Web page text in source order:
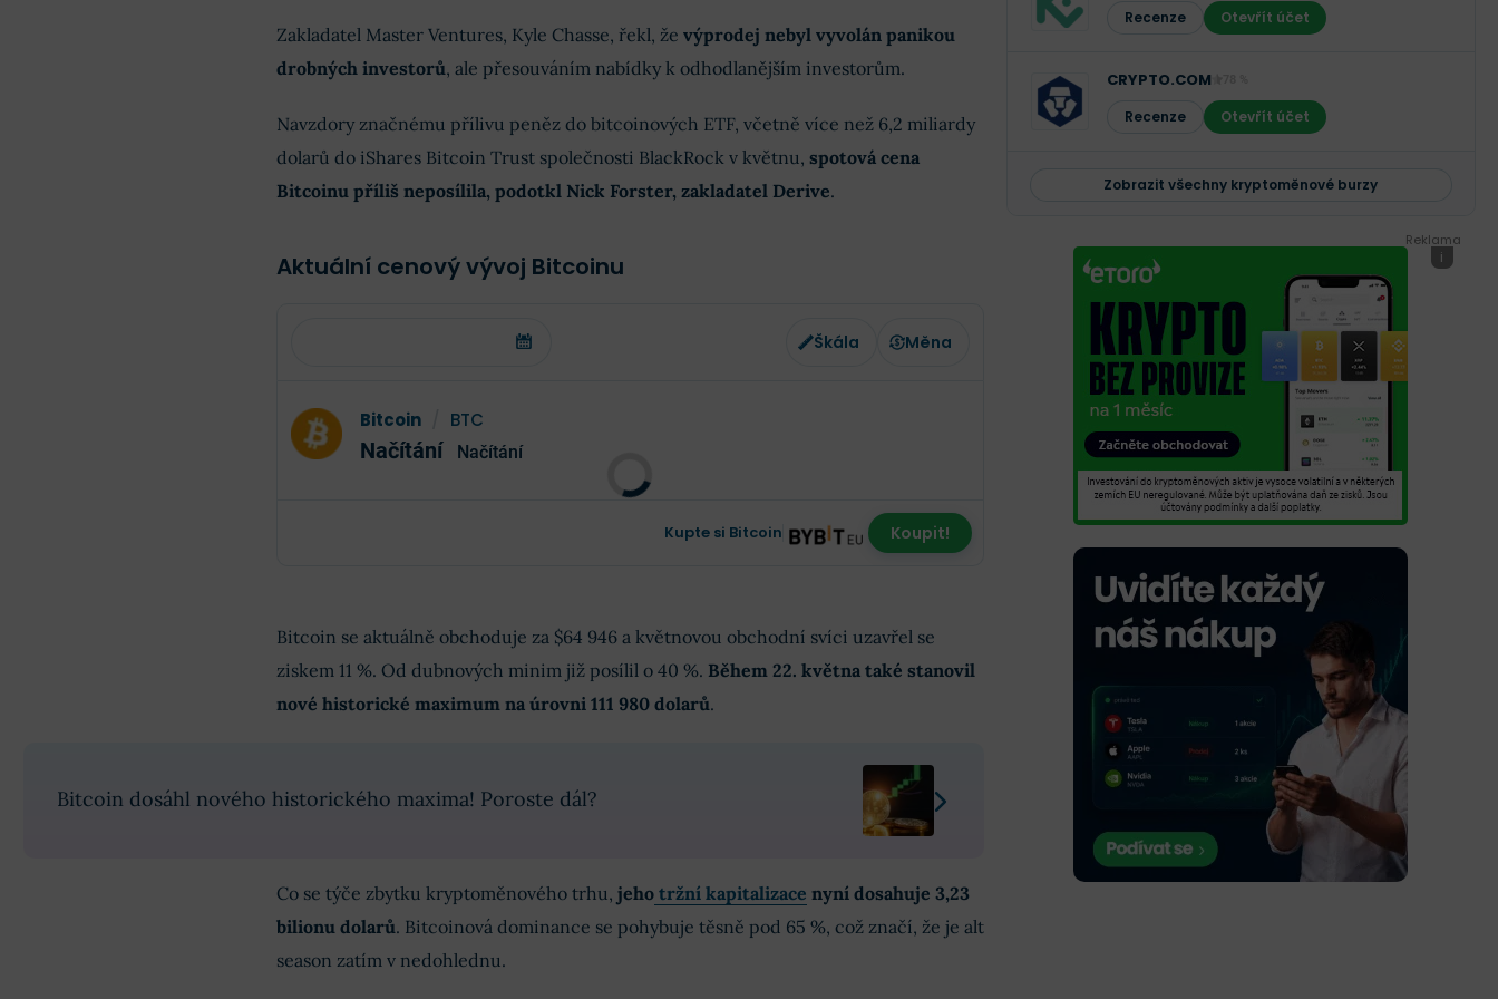
Zakladatel Master Ventures, Kyle Chasse, řekl, že výprodej nebyl vyvolán panikou
drobných investorů, ale přesouváním nabídky k odhodlanějším investorům.
Navzdory značnému přílivu peněz do bitcoinových ETF, včetně více než 6,2 miliardy
dolarů do iShares Bitcoin Trust společnosti BlackRock v květnu, spotová cena
Bitcoinu příliš neposílila, podotkl Nick Forster, zakladatel Derive.
Aktuální cenový vývoj Bitcoinu
Škála Měna
Bitcoin BTC
Načítání Načítání
Kupte si Bitcoin Koupit!
Bitcoin se aktuálně obchoduje za $64 946a květnovou obchodní svíci uzavřel se
ziskem 11 %. Od dubnových minim již posílil o 40 %. Během 22. května také stanovil
nové historické maximum na úrovni 111 980 dolarů.
Bitcoin dosáhl nového historického maxima! Poroste dál?
Co se týče zbytku kryptoměnového trhu, jehotržní kapitalizace nyní dosahuje 3,23
bilionu dolarů. Bitcoinová dominance se pohybuje těsně pod 65 %, což značí, že je alt
season zatím v nedohlednu.
Recenze Otevřít účet
CRYPTO.COM
Recenze Otevřít účet
Zobrazit všechny kryptoměnové burzy
Reklama
i